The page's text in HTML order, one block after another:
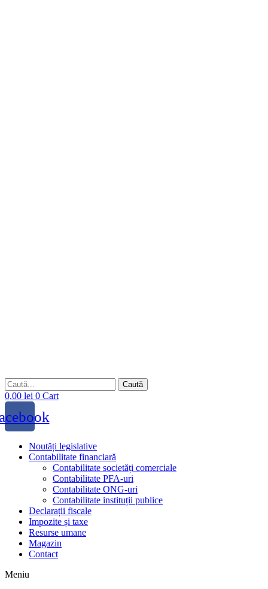
Caută
0,00 lei 0 Cart
Noutăți legislative
Contabilitate financiară
Contabilitate societăți comerciale
Contabilitate PFA-uri
Contabilitate ONG-uri
Contabilitate instituții publice
Declarații fiscale
Impozite și taxe
Resurse umane
Magazin
Contact
Meniu